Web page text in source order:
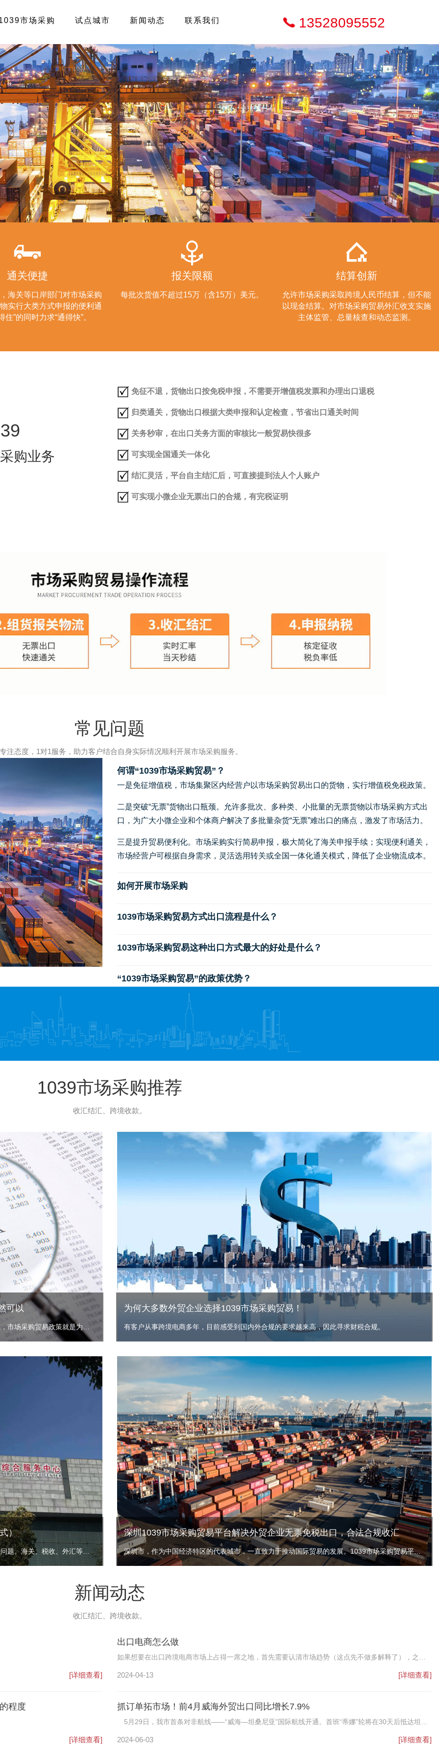
市场采购 试点城市 新闻动态 联系我们 13528095552
通关便捷
海关等口岸部门对市场采购
实行大类方式申报的便利通
住”的同时力求“通得快”。
报关限额
每批次货值不超过15万（含15万）美元。
结算创新
允许市场采购采取跨境人民币结算，但不能
以现金结算。对市场采购贸易外汇收支实施
主体监管、总量核查和动态监测。
购业务
免征不退，货物出口按免税申报，不需要开增值税发票和办理出口退税
归类通关，货物出口根据大类申报和认定检查，节省出口通关时间
关务秒审，在出口关务方面的审核比一般贸易快很多
可实现全国通关一体化
结汇灵活，平台自主结汇后，可直接提到法人个人账户
可实现小微企业无票出口的合规，有完税证明
常见问题
注态度，1对1服务，助力客户结合自身实际情况顺利开展市场采购服务。
何谓“1039市场采购贸易”？
一是免征增值税，市场集聚区内经营户以市场采购贸易出口的货物，实行增值税免税政策。
二是突破“无票”货物出口瓶颈。允许多批次、多种类、小批量的无票货物以市场采购方式出
口，为广大小微企业和个体商户解决了多批量杂货“无票”难出口的痛点，激发了市场活力。
三是提升贸易便利化。市场采购实行简易申报，极大简化了海关申报手续；实现便利通关，
市场经营户可根据自身需求，灵活选用转关或全国一体化通关模式，降低了企业物流成本。
如何开展市场采购
1039市场采购贸易方式出口流程是什么？
1039市场采购贸易这种出口方式最大的好处是什么？
“1039市场采购贸易”的政策优势？
1039市场采购推荐
收汇结汇、跨境收款。
可以 为何大多数外贸企业选择1039市场采购贸易！
有客户从事跨境电商多年，目前感受到国内外合规的要求越来高，因此寻求财税合规。
） 深圳1039市场采购贸易平台解决外贸企业无票免税出口，合法合规收汇
深圳市，作为中国经济特区的代表城市，一直致力于推动国际贸易的发展。1039市场采购贸易平台，作为深圳市政府重点扶持的项目之一，不仅提供了一站式的交易、物流、结算等服务，而且在解决外贸企业无票免税出口和合法合规收汇方面发挥了重要作用。
新闻动态
收汇结汇、跨境收款。
[详细查看]
程度
[详细查看]
出口电商怎么做
如果想要在出口跨境电商市场上占得一席之地，首先需要认清市场趋势（这点先不做多解释了），之后
2024-04-13 [详细查看]
抓订单拓市场！前4月威海外贸出口同比增长7.9%
5月29日，我市首条对非航线——“威海—坦桑尼亚”国际航线开通。首班“蒂娜”轮将在30天后抵达坦桑
2024-06-03 [详细查看]